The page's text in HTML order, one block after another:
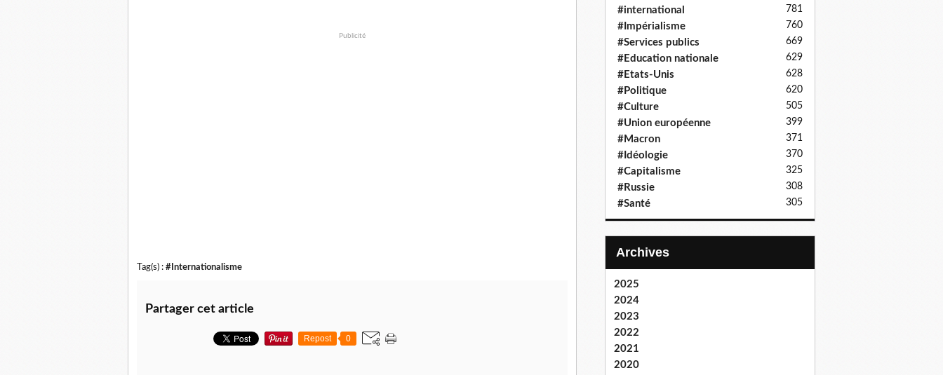
Publicité
Tag(s) : #Internationalisme
Partager cet article
Repost 0
#international 781
#Impérialisme 760
#Services publics 669
#Education nationale 629
#Etats-Unis 628
#Politique 620
#Culture 505
#Union européenne 399
#Macron 371
#Idéologie 370
#Capitalisme 325
#Russie 308
#Santé 305
Archives
2025
2024
2023
2022
2021
2020